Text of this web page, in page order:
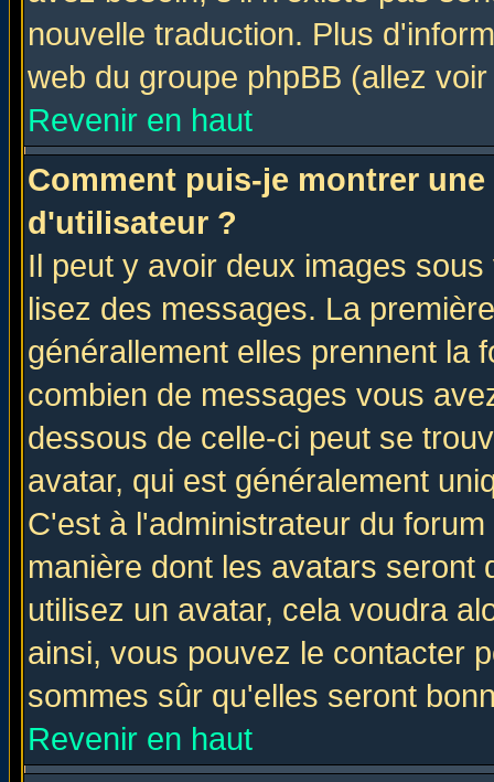
nouvelle traduction. Plus
web du groupe phpBB (allez
Revenir en haut
Comment puis-je montrer
d'utilisateur ?
Il peut y avoir deux images
lisez des messages. La
générallement elles prennent la
combien de messages vous
dessous de celle-ci peut se
avatar, qui est généralement
C'est à l'administrateur du
manière dont les avatars seront
utilisez un avatar, cela voudra
ainsi, vous pouvez le contacter
sommes sûr qu'elles seront
Revenir en haut